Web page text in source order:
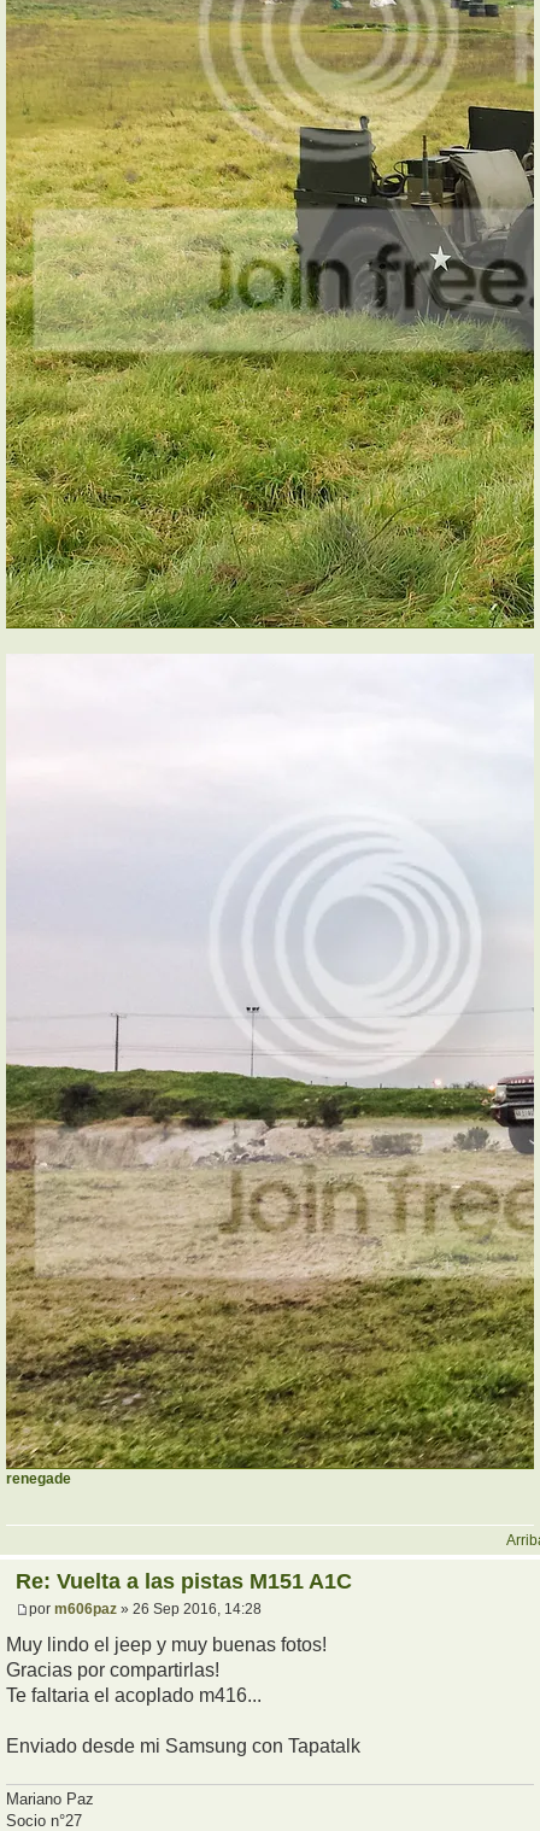
renegade
Re: Vuelta a las pistas M151 A1C
por m606paz » 26 Sep 2016, 14:28
Muy lindo el jeep y muy buenas fotos!
Gracias por compartirlas!
Te faltaria el acoplado m416...
Enviado desde mi Samsung con Tapatalk
Mariano Paz
Socio n°27